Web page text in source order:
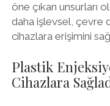
öne çıkan unsurları
daha işlevsel, çevre
cihazlara erişimini
Plastik
Cihazlara